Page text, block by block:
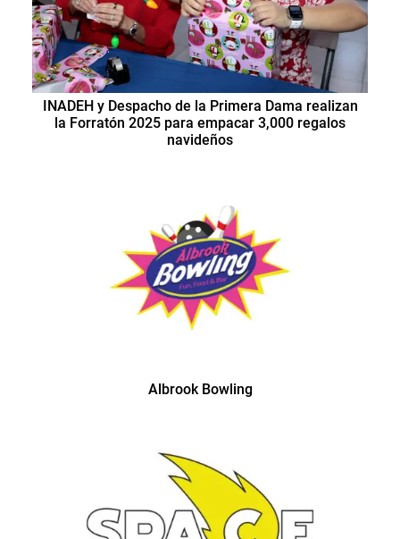
INADEH y Despacho de la Primera Dama realizan
la Forratón 2025 para empacar 3,000 regalos
navideños
Albrook Bowling